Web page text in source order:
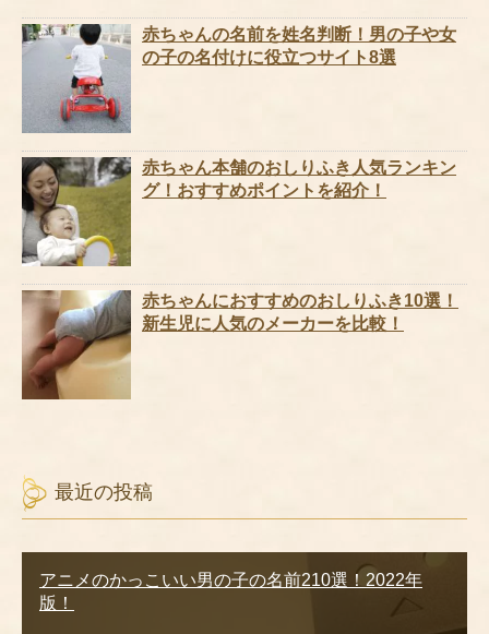
赤ちゃんの名前を姓名判断！男の子や女
の子の名付けに役立つサイト8選
赤ちゃん本舗のおしりふき人気ランキン
グ！おすすめポイントを紹介！
赤ちゃんにおすすめのおしりふき10選！
新生児に人気のメーカーを比較！
最近の投稿
アニメのかっこいい男の子の名前210選！2022年
版！